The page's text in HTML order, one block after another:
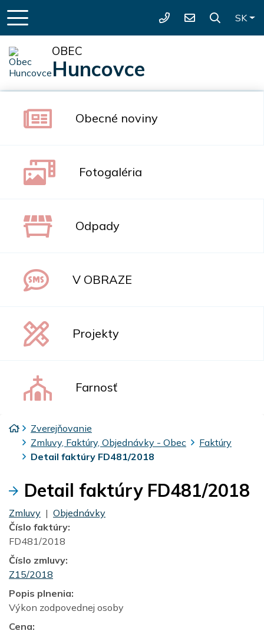
+421 052 4680 431
SK
OBEC
Huncovce
Obecné noviny
Fotogaléria
Odpady
V OBRAZE
Projekty
Farnosť
Úvodná stránka
Zverejňovanie
Zmluvy, Faktúry, Objednávky - Obec
Faktúry
Detail faktúry FD481/2018
Detail faktúry FD481/2018
Zmluvy | Objednávky
Číslo faktúry:
FD481/2018
Číslo zmluvy:
Z15/2018
Popis plnenia:
Výkon zodpovednej osoby
Cena: